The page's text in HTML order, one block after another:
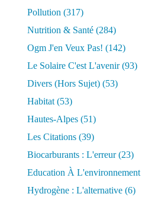
Pollution (317)
Nutrition & Santé (284)
Ogm J'en Veux Pas! (142)
Le Solaire C'est L'avenir(93)
Divers (hors Sujet) (53)
Habitat (53)
Hautes-Alpes (51)
Les Citations (39)
Biocarburants : L'erreur(23)
Education À L'environnement
Hydrogène : L'alternative (6)